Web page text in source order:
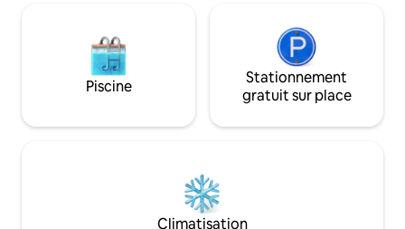
également disponible, avec la possibilité
Piscine
Stationnement
gratuit sur place
Climatisation